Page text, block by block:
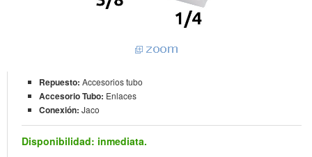
Repuesto: Accesorios tubo
Accesorio Tubo: Enlaces
Conexión: Jaco
Disponibilidad: inmediata.